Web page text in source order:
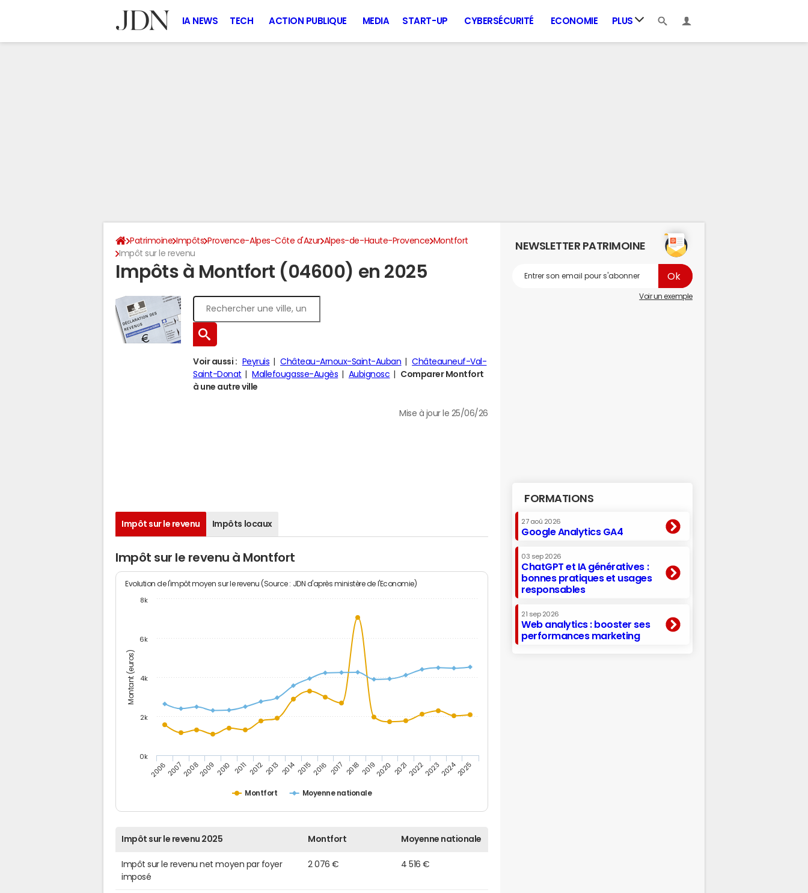
IA NEWS TECH ACTION PUBLIQUE MEDIA START-UP CYBERSÉCURITÉ ECONOMIE PLUS
Patrimoine Impôts Provence-Alpes-Côte d'Azur Alpes-de-Haute-Provence Montfort
Impôt sur le revenu
Impôts à Montfort (04600) en 2025
Voir aussi : Peyruis Château-Arnoux-Saint-Auban
Châteauneuf-Val-
Saint-Donat
Mallefougasse-Augès Aubignosc
Comparer Montfort
à une autre ville
Mise à jour le 25/06/26
Impôt sur le revenu Impôts locaux
Impôt sur le revenu à Montfort
Montant (euros)
Evolution de l'impôt moyen sur le revenu (Source : JDN d'après ministère de l'Economie)
Montfort Moyenne nationale
20062007200820092010 2011 20122013 201420152016 2017 201820192020 20212022202320242025
0k
2k
4k
6k
8k
Impôt sur le revenu 2025 Montfort Moyenne nationale
Impôt sur le revenu net moyen par foyer
imposé
2 076 € 4 516 €
NEWSLETTER PATRIMOINE
Voir un exemple
FORMATIONS
27 aoû 2026
Google Analytics GA4
03 sep 2026
ChatGPT et IA génératives :
bonnes pratiques et usages
responsables
21 sep 2026
Web analytics : booster ses
performances marketing